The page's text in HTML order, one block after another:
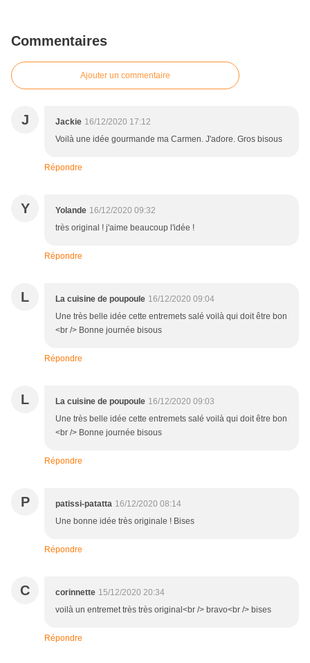
Commentaires
Ajouter un commentaire
J Jackie 16/12/2020 17:12
Voilà une idée gourmande ma Carmen. J'adore. Gros bisous
Répondre
Y Yolande 16/12/2020 09:32
très original ! j'aime beaucoup l'idée !
Répondre
L La cuisine de poupoule 16/12/2020 09:04
Une très belle idée cette entremets salé voilà qui doit être bon
<br /> Bonne journée bisous
Répondre
L La cuisine de poupoule 16/12/2020 09:03
Une très belle idée cette entremets salé voilà qui doit être bon
<br /> Bonne journée bisous
Répondre
P patissi-patatta 16/12/2020 08:14
Une bonne idée très originale ! Bises
Répondre
C corinnette 15/12/2020 20:34
voilà un entremet très très original<br /> bravo<br /> bises
Répondre